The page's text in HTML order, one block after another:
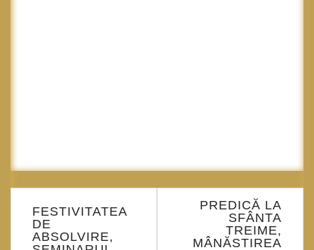
articole
FESTIVITATEA
DE
ABSOLVIRE,
PREDICĂ LA
SFÂNTA
TREIME,
MÂNĂSTIREA